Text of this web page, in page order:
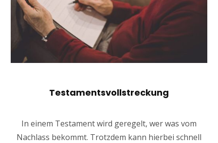
Testamentsvollstreckung
In einem Testament wird geregelt, wer was vom
Nachlass bekommt. Trotzdem kann hierbei schnell